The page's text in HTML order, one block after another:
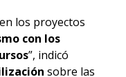
los proyectos
con los
”, indicó
sobre las